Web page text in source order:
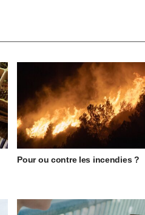
Pour ou contre les incendies ?